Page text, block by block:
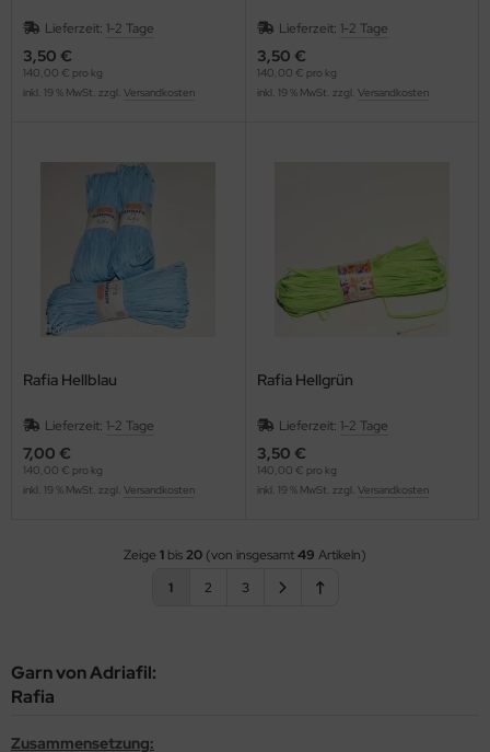
Lieferzeit: 1-2 Tage
3,50 €
140,00 € pro kg
inkl. 19 % MwSt. zzgl. Versandkosten
Lieferzeit: 1-2 Tage
3,50 €
140,00 € pro kg
inkl. 19 % MwSt. zzgl. Versandkosten
Rafia Hellblau
Lieferzeit: 1-2 Tage
7,00 €
140,00 € pro kg
inkl. 19 % MwSt. zzgl. Versandkosten
Rafia Hellgrün
Lieferzeit: 1-2 Tage
3,50 €
140,00 € pro kg
inkl. 19 % MwSt. zzgl. Versandkosten
Zeige 1 bis20 (von insgesamt49 Artikeln)
1
2 3
Garn von Adriafil:
Rafia
Zusammensetzung: